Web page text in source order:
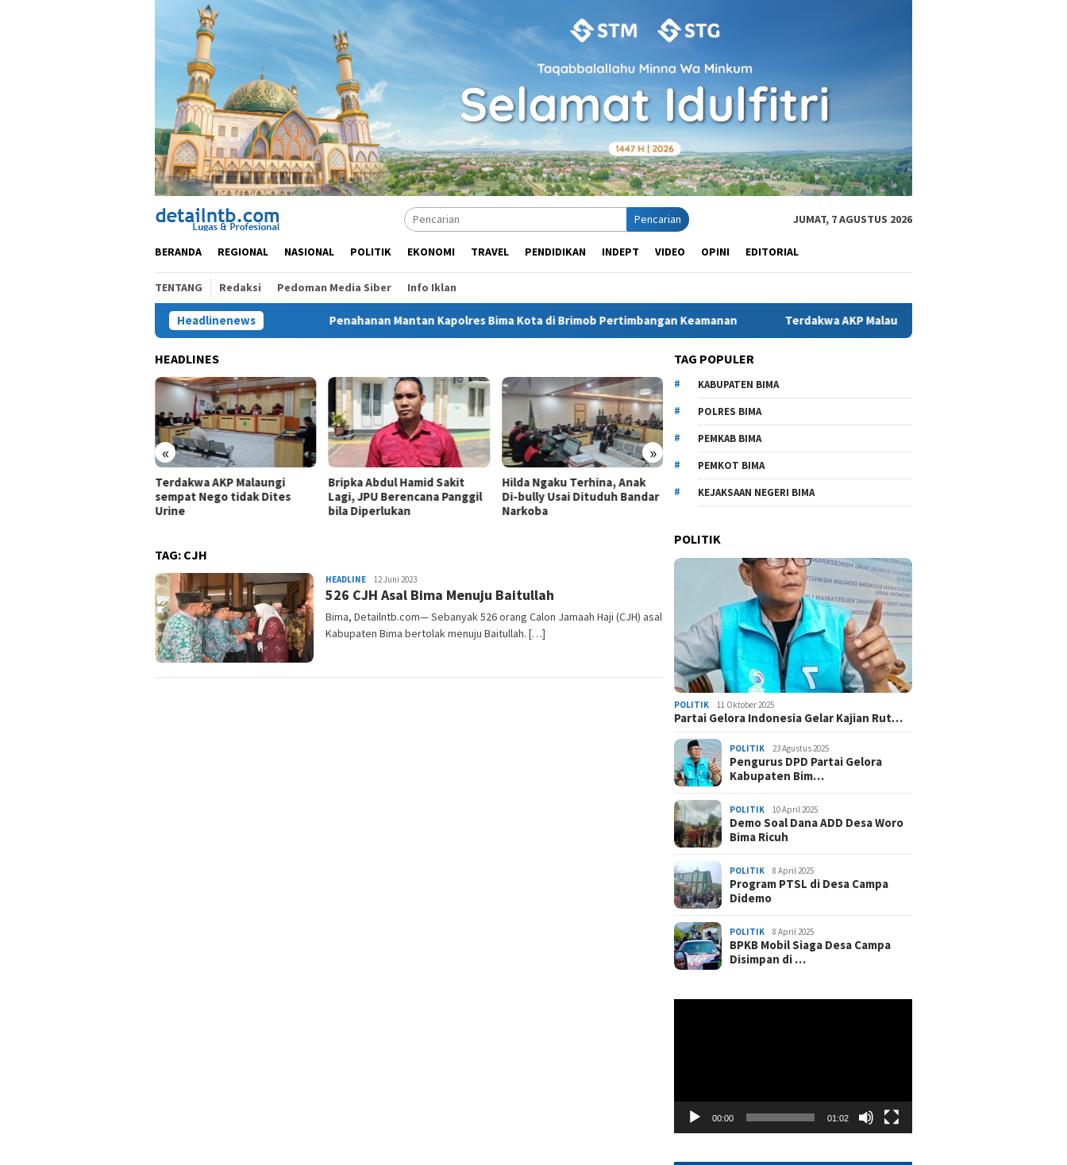
Pencarian JUMAT, 7 AGUSTUS 2026
BERANDA REGIONAL NASIONAL POLITIK EKONOMI TRAVEL PENDIDIKAN INDEPT VIDEO OPINI EDITORIAL
TENTANG Redaksi Pedoman Media Siber Info Iklan
Headlinenews Penahanan Mantan Kapolres Bima Kota di Brimob Pertimbangan Keamanan Terdakwa AKP Malaungi sempat Nego tidak Dites Urine
HEADLINES
« »
Terdakwa AKP Malaungi
sempat Nego tidak Dites
Urine
Bripka Abdul Hamid Sakit
Lagi, JPU Berencana Panggil
bila Diperlukan
Hilda Ngaku Terhina, Anak
Di-bully Usai Dituduh Bandar
Narkoba
JPU Ancam Jemput Paksa
Bripka Abdul Hamid, Saksi
Kasus AKP Malaungi
Penahanan Mantan Kapolres
Pertimbangan Keamanan
TAG: CJH
HEADLINEredaksidetail
12 Juni 2023
526 CJH Asal Bima Menuju Baitullah
Bima, Detailntb.com— Sebanyak 526 orang Calon Jamaah Haji (CJH) asal
Kabupaten Bima bertolak menuju Baitullah. […]
TAG POPULER
KABUPATEN BIMA
POLRES BIMA
PEMKAB BIMA
PEMKOT BIMA
KEJAKSAAN NEGERI BIMA
POLITIK
POLITIK 11 Oktober 2025
Partai Gelora Indonesia Gelar Kajian Rut…
POLITIK 23 Agustus 2025
Pengurus DPD Partai Gelora
Kabupaten Bim…
POLITIK 10 April 2025
Demo Soal Dana ADD Desa Woro
Bima Ricuh
POLITIK 8 April 2025
Program PTSL di Desa Campa
Didemo
POLITIK 8 April 2025
BPKB Mobil Siaga Desa Campa
Disimpan di …
00:00 01:02